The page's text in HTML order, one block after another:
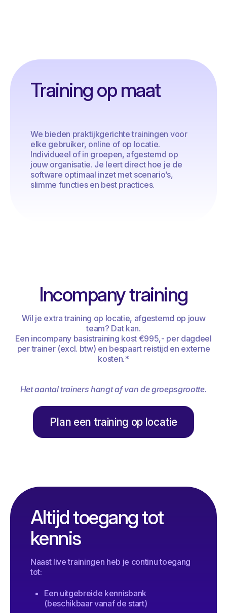
Training op maat
We bieden praktijkgerichte trainingen voor
elke gebruiker, online of op locatie.
Individueel of in groepen, afgestemd op
jouw organisatie. Je leert direct hoe je de
software optimaal inzet met scenario’s,
slimme functies en best practices.
Incompany training
Wil je extra training op locatie, afgestemd op jouw
team? Dat kan.
Een incompany basistraining kost €995,- per dagdeel
per trainer (excl. btw) en bespaart reistijd en externe
kosten.*
Het aantal trainers hangt af van de groepsgrootte.
Plan een training op locatie
Altijd toegang tot
kennis
Naast live trainingen heb je continu toegang
tot:
Een uitgebreide kennisbank
(beschikbaar vanaf de start)